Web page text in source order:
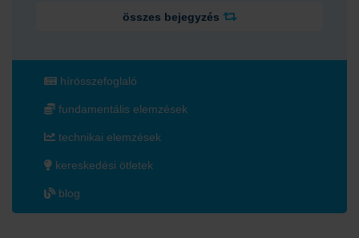
összes bejegyzés
hírösszefoglaló
fundamentális elemzések
technikai elemzések
kereskedési ötletek
blog